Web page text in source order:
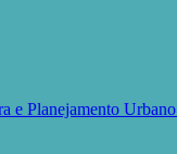
e Planejamento Urbano